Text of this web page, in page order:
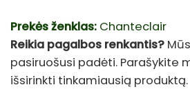
Prekės ženklas: Chanteclair
Reikia pagalbos renkantis?
pasiruošusi padėti. Parašykite
išsirinkti tinkamiausią produktą.